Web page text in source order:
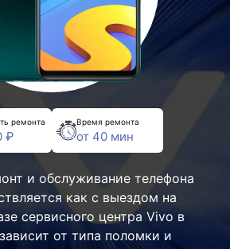
ремонта
₽
Время ремонта
от 40 мин
и обслуживание телефона
как с выездом на
сервисного центра Vivo в
от типа поломки и